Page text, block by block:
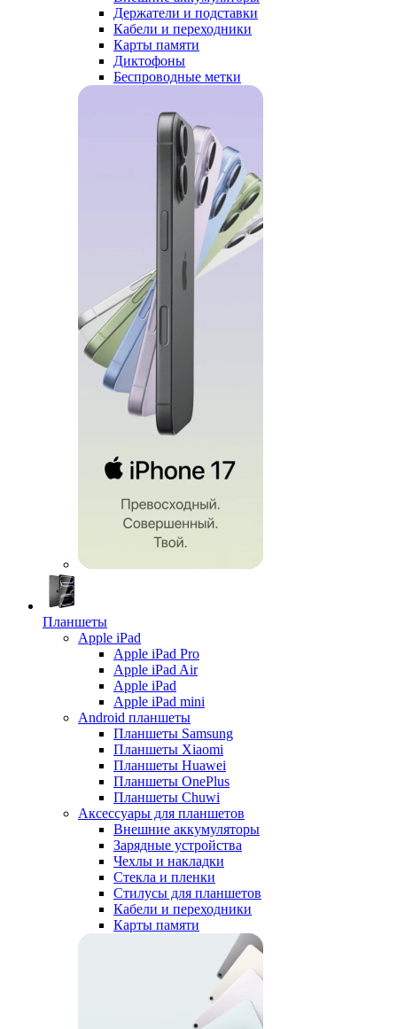
Держатели и подставки
Кабели и переходники
Карты памяти
Диктофоны
Беспроводные метки
Планшеты
Apple iPad
Apple iPad Pro
Apple iPad Air
Apple iPad
Apple iPad mini
Android планшеты
Планшеты Samsung
Планшеты Xiaomi
Планшеты Huawei
Планшеты OnePlus
Планшеты Chuwi
Аксессуары для планшетов
Внешние аккумуляторы
Зарядные устройства
Чехлы и накладки
Стекла и пленки
Стилусы для планшетов
Кабели и переходники
Карты памяти